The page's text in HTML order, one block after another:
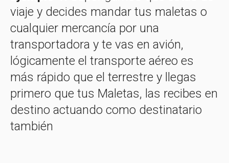
viaje y decides mandar tus maletas o
cualquier mercancía por una
transportadora y te vas en avión,
lógicamente el transporte aéreo es
más rápido que el terrestre y llegas
primero que tus Maletas, las recibes en
destino actuando como destinatario
también